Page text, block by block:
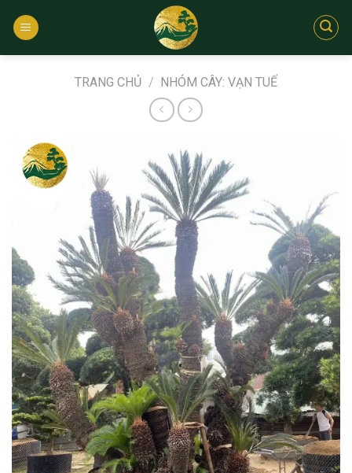
qua
TRANG CHỦ / NHÓM CÂY: VẠN TUẾ